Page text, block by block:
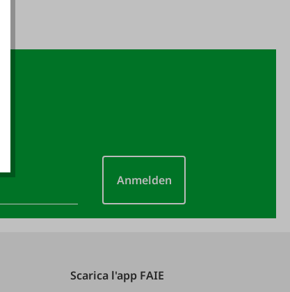
Anmelden
Scarica l'app FAIE